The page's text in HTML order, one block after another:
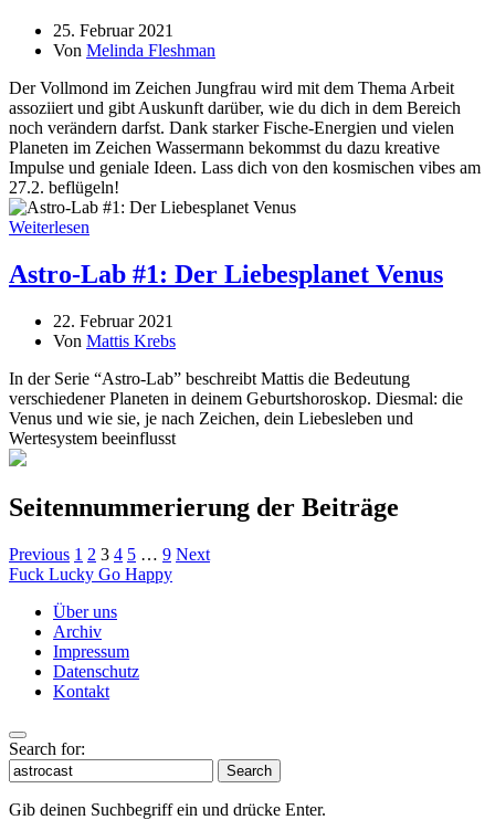
25. Februar 2021
Von Melinda Fleshman
Der Vollmond im Zeichen Jungfrau wird mit dem Thema Arbeit
assoziiert und gibt Auskunft darüber, wie du dich in dem Bereich
noch verändern darfst. Dank starker Fische-Energien und vielen
Planeten im Zeichen Wassermann bekommst du dazu kreative
Impulse und geniale Ideen. Lass dich von den kosmischen vibes am
27.2. beflügeln!
Weiterlesen
Astro-Lab #1: Der Liebesplanet Venus
22. Februar 2021
Von Mattis Krebs
In der Serie “Astro-Lab” beschreibt Mattis die Bedeutung
verschiedener Planeten in deinem Geburtshoroskop. Diesmal: die
Venus und wie sie, je nach Zeichen, dein Liebesleben und
Wertesystem beeinflusst
Seitennummerierung der Beiträge
Previous 1 2 3 4 5 … 9 Next
Fuck Lucky Go Happy
Über uns
Archiv
Impressum
Datenschutz
Kontakt
Search for:
Search
Gib deinen Suchbegriff ein und drücke Enter.